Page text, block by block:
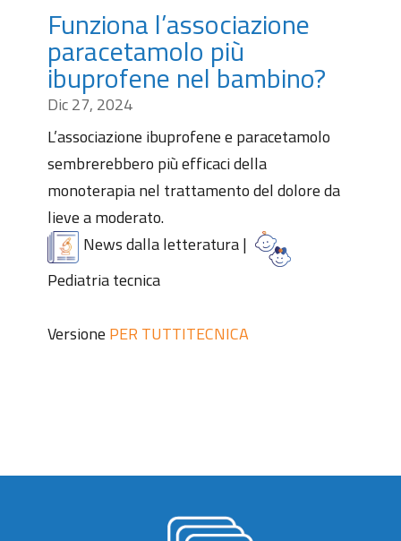
Funziona l’associazione
paracetamolo più
ibuprofene nel bambino?
Dic 27, 2024
L’associazione ibuprofene e paracetamolo
sembrerebbero più efficaci della
monoterapia nel trattamento del dolore da
lieve a moderato.
News dalla letteratura|
Pediatria tecnica
Versione PER TUTTITECNICA